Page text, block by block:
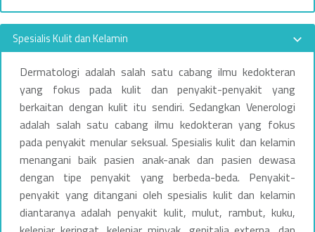
Spesialis Kulit dan Kelamin
Dermatologi adalah salah satu cabang ilmu kedokteran
yang fokus pada kulit dan penyakit-penyakit yang
berkaitan dengan kulit itu sendiri. Sedangkan Venerologi
adalah salah satu cabang ilmu kedokteran yang fokus
pada penyakit menular seksual. Spesialis kulit dan kelamin
menangani baik pasien anak-anak dan pasien dewasa
dengan tipe penyakit yang berbeda-beda. Penyakit-
penyakit yang ditangani oleh spesialis kulit dan kelamin
diantaranya adalah penyakit kulit, mulut, rambut, kuku,